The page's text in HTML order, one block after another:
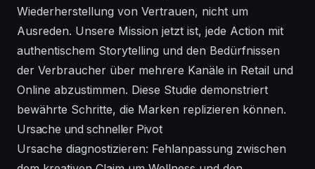
Wiederherstellung von Vertrauen, nicht um
Ausreden. Unsere Mission jetzt ist, jede Action mit
authentischem Storytelling und den Bedürfnissen
der Verbraucher über mehrere Kanäle in Retail und
Online abzustimmen. Diese Studie demonstriert
bewährte Schritte, die Marken replizieren können.
Ursache und schneller Pivot
Ursache diagnostizieren: Fehlanpassung zwischen